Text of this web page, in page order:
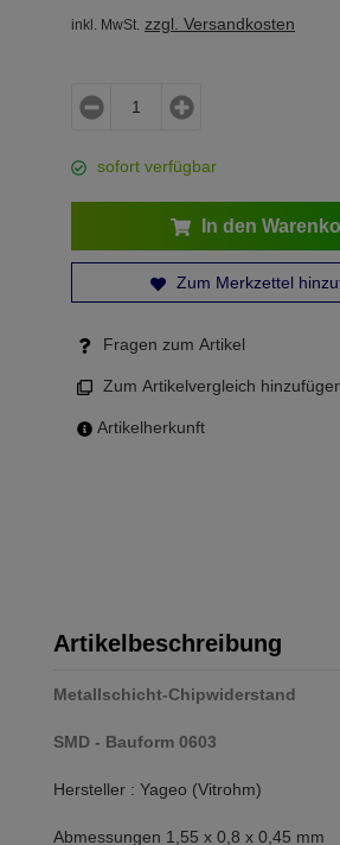
inkl. MwSt. zzgl. Versandkosten
sofort verfügbar
In den
Zum Merkzettel
Fragen zum Artikel
Zum Artikelvergleich
Artikelherkunft
Artikelbeschreibung
Metallschicht-Chipwiderstand
SMD - Bauform 0603
Hersteller : Yageo (Vitrohm)
Abmessungen 1,55 x 0,8 x 0,45 mm